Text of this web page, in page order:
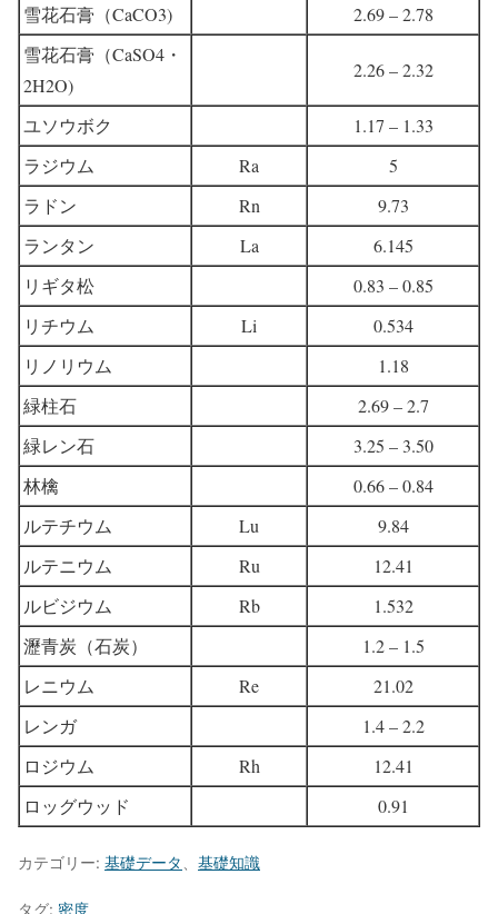
雪花石膏（CaCO3)
2.69 – 2.78
雪花石膏（CaSO4・
2H2O)
2.26 – 2.32
ユソウボク
1.17 – 1.33
ラジウム
Ra
5
ラドン
Rn
9.73
ランタン
La
6.145
リギタ松
0.83 – 0.85
リチウム
Li
0.534
リノリウム
1.18
緑柱石
2.69 – 2.7
緑レン石
3.25 – 3.50
林檎
0.66 – 0.84
ルテチウム
Lu
9.84
ルテニウム
Ru
12.41
ルビジウム
Rb
1.532
瀝青炭（石炭）
1.2 – 1.5
レニウム
Re
21.02
レンガ
1.4 – 2.2
ロジウム
Rh
12.41
ロッグウッド
0.91
カテゴリー: 基礎データ 基礎知識
タグ: 密度